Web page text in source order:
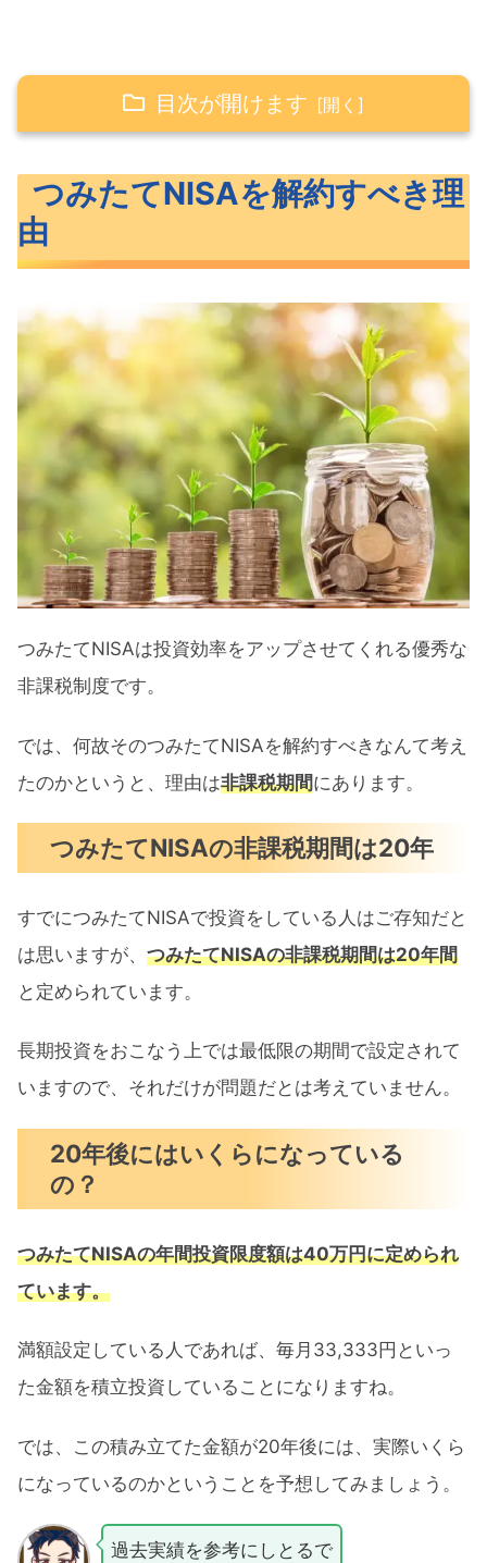
目次が開けます
つみたてNISAの非課税期間は20年
つみたてNISAを解約すべき人の分岐点
を考えてみる
まとめ
つみたてNISAを解約すべき理
由
つみたてNISAは投資効率をアップさせてくれる優秀な
非課税制度です。
では、何故そのつみたてNISAを解約すべきなんて考え
たのかというと、理由は非課税期間にあります。
つみたてNISAの非課税期間は20年
すでにつみたてNISAで投資をしている人はご存知だと
は思いますが、 つみたてNISAの非課税期間は20年間
と定められています。
長期投資をおこなう上では最低限の期間で設定されて
いますので、それだけが問題だとは考えていません。
20年後にはいくらになっている
の？
つみたてNISAの年間投資限度額は40万円に定められ
ています。
満額設定している人であれば、毎月33,333円といっ
た金額を積立投資していることになりますね。
では、この積み立てた金額が20年後には、実際いくら
になっているのかということを予想してみましょう。
過去実績を参考にしとるで